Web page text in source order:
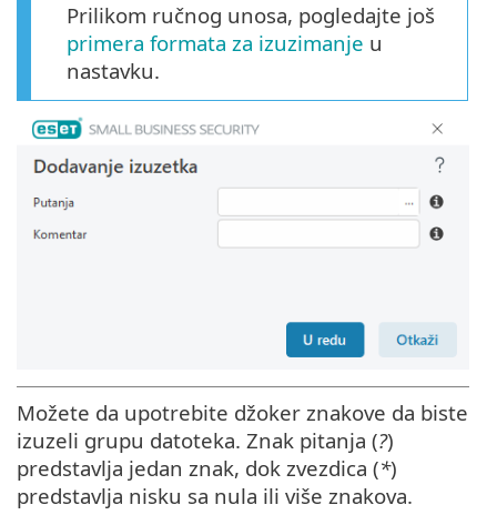
Prilikom ručnog unosa, pogledajte još
primera formata za izuzimanje u
nastavku.
Možete da upotrebite džoker znakove da biste
izuzeli grupu datoteka. Znak pitanja (?)
predstavlja jedan znak, dok zvezdica (*)
predstavlja nisku sa nula ili više znakova.